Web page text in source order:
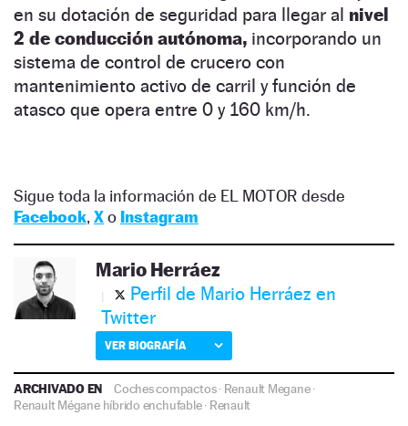
en su dotación de seguridad para llegar al nivel
2 de conducción autónoma, incorporando un
sistema de control de crucero con
mantenimiento activo de carril y función de
atasco que opera entre 0 y 160 km/h.
Sigue toda la información de EL MOTOR desde
Facebook, Xo Instagram
Mario Herráez
Perfil de Mario Herráez en
Twitter
VER BIOGRAFÍA
ARCHIVADO EN Coches compactos· Renault Megane·
Renault Mégane híbrido enchufable· Renault